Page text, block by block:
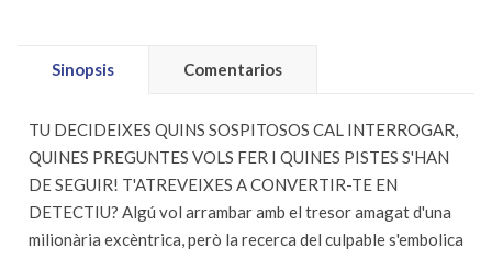
Sinopsis Comentarios
TU DECIDEIXES QUINS SOSPITOSOS CAL INTERROGAR,
QUINES PREGUNTES VOLS FER I QUINES PISTES S'HAN
DE SEGUIR! T'ATREVEIXES A CONVERTIR-TE EN
DETECTIU? Algú vol arrambar amb el tresor amagat d'una
milionària excèntrica, però la recerca del culpable s'embolica